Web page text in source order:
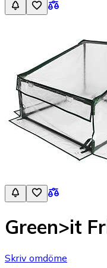
Green>it
Skriv omdöme